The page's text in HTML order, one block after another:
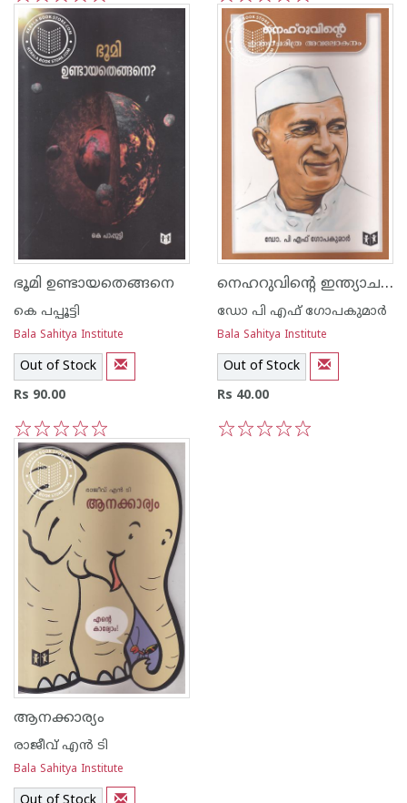
5
4
3
2 5
4
3
2
1
ഭൂമി ഉണ്ടായതെങ്ങനെ
കെ പപ്പൂട്ടി
Bala Sahitya Institute
Out of Stock
Rs 90.00
5
4
3
2
1
നെഹറുവിന്റെ ഇന്ത്യാചരിത്ര അവലോകനം
ഡോ പി എഫ് ഗോപകുമാര്‍
Bala Sahitya Institute
Out of Stock
Rs 40.00
ആനക്കാര്യം
രാജീവ് എന്‍ ടി
Bala Sahitya Institute